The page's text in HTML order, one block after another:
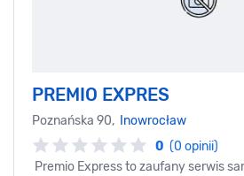
PREMIO EXPRES
Poznańska 90,
Inowrocław
0 (0 opinii)
Premio Express to zaufany serwis